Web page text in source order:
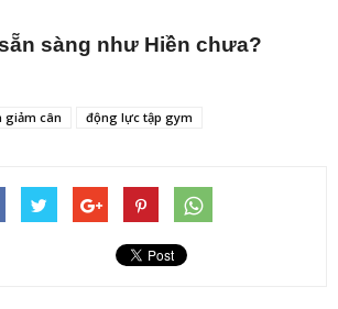
sàng như Hiền chưa?
giảm cân động lực tập gym